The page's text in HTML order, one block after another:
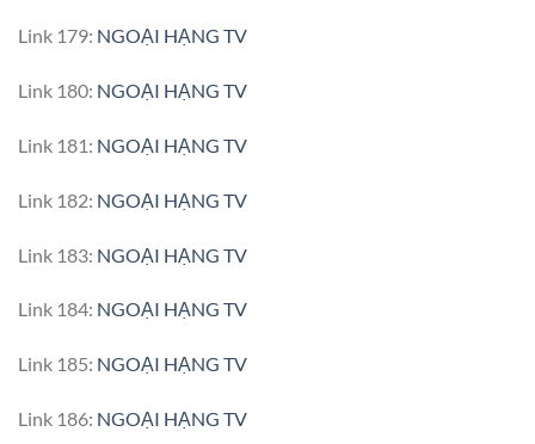
Link 179: NGOẠI HẠNG TV
Link 180: NGOẠI HẠNG TV
Link 181: NGOẠI HẠNG TV
Link 182: NGOẠI HẠNG TV
Link 183: NGOẠI HẠNG TV
Link 184: NGOẠI HẠNG TV
Link 185: NGOẠI HẠNG TV
Link 186: NGOẠI HẠNG TV